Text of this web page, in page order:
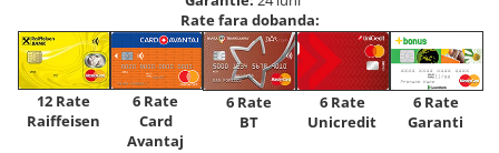
Rate fara dobanda:
12 Rate
Raiffeisen
6 Rate
Card
Avantaj
6 Rate
BT
6 Rate
Unicredit
6 Rate
Garanti